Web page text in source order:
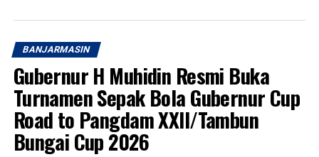
Post Views: 16
Sebarkan
WhatsApp 0 Facebook 0
Messenger 0
Peluncuran Bsnk Kalsel sebagai bank devisa 17 Juni 2026
atau mengawali Tahun Baru Islam, Muharram 1448
Hijriah.
PT Bank Kalsel sebelumnya bernama Bank
Pembangunan Daerah (BPD) berdiri 25 Maret 1964
dengan kepemilikan atau pemegang saham pemerintah
provinsi (Pemprov) dan pemerintah kabupaten/kota
BANJARMASIN
Gubernur H Muhidin Resmi Buka
Turnamen Sepak Bola Gubernur Cup
Road to Pangdam XXII/Tambun
Bungai Cup 2026